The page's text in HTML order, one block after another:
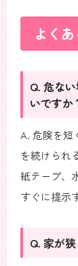
よく
Q. 危な
いですか
A. 危険を短
を続けられ
紙テープ、
すぐに提示
Q. 家が